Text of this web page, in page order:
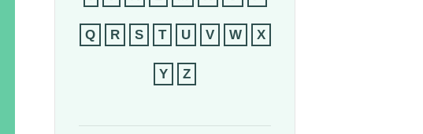
Q R S T U V W X
Y Z